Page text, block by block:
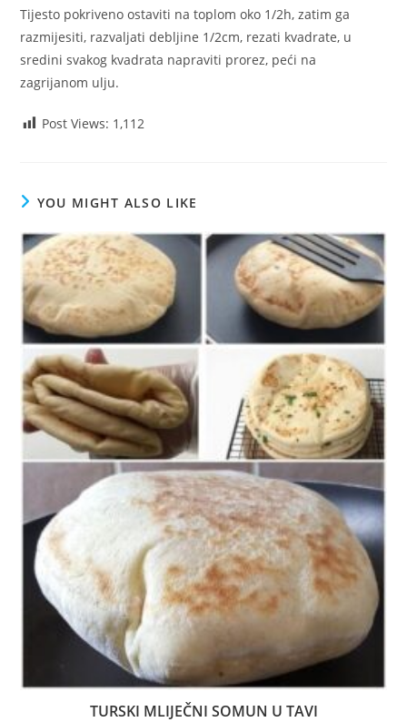
Tijesto pokriveno ostaviti na toplom oko 1/2h, zatim ga
razmijesiti, razvaljati debljine 1/2cm, rezati kvadrate, u
sredini svakog kvadrata napraviti prorez, peći na
zagrijanom ulju.
Post Views: 1,112
YOU MIGHT ALSO LIKE
TURSKI MLIJEČNI SOMUN U TAVI